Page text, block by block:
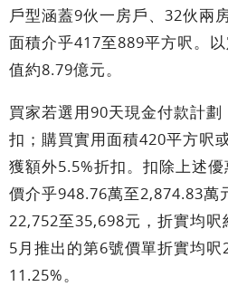
戶型涵蓋9伙一房戶、32伙兩
面積介乎417至889平方呎。
值約8.79億元。
買家若選用90天現金付款計
扣；購買實用面積420平方呎
獲額外5.5%折扣。扣除上述
價介乎948.76萬至2,874.83萬
22,752至35,698元，折實均
5月推出的第6號價單折實均呎
11.25%。